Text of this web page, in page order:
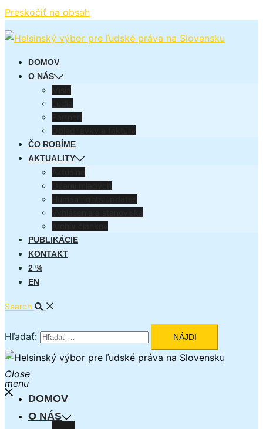
Preskočiť na obsah
DOMOV
O NÁS
ČO ROBÍME
AKTUALITY
PUBLIKÁCIE
KONTAKT
2 %
EN
Search
Hľadať:
Close
menu
DOMOV
O NÁS